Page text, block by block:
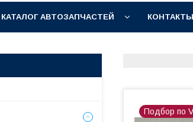
КАТАЛОГ АВТОЗАПЧАСТЕЙ КОНТАКТЫ
Подбор по